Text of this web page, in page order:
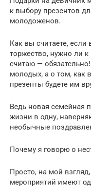
к выбору презентов
молодоженов.
Как вы считаете, если
торжество, нужно ли к
считаю —
молодых, а о том, как
презенты будете им
Ведь новая семейная
жизни в одну,
необычные
Почему я говорю о
Просто, на мой
мероприятий имеют